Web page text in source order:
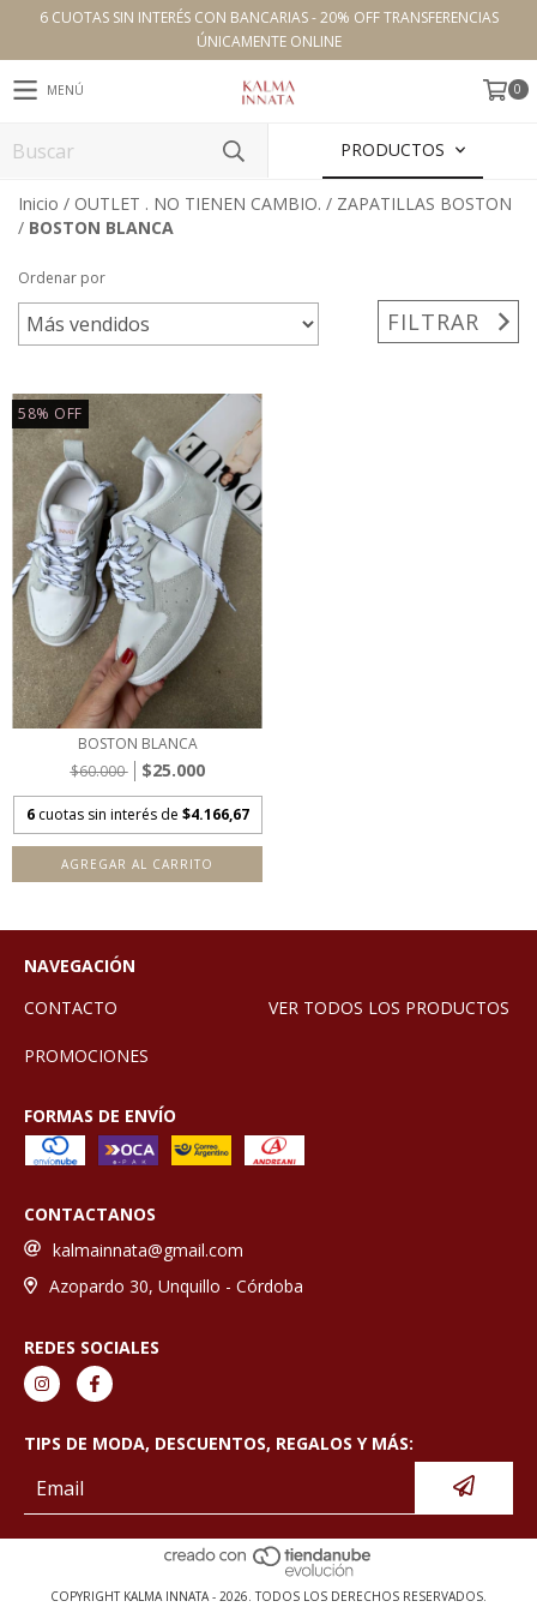
6 CUOTAS SIN INTERÉS CON BANCARIAS - 20% OFF TRANSFERENCIAS
ÚNICAMENTE ONLINE
MENÚ 0
PRODUCTOS
Inicio / OUTLET . NO TIENEN CAMBIO. / ZAPATILLAS BOSTON
/ BOSTON BLANCA
Ordenar por
FILTRAR
58% OFF
BOSTON BLANCA
$60.000
$25.000
6 cuotas sin interés de $4.166,67
AGREGAR AL CARRITO
NAVEGACIÓN
CONTACTO
VER TODOS LOS PRODUCTOS
PROMOCIONES
FORMAS DE ENVÍO
CONTACTANOS
kalmainnata@gmail.com
Azopardo 30, Unquillo - Córdoba
REDES SOCIALES
TIPS DE MODA, DESCUENTOS, REGALOS Y MÁS:
COPYRIGHT KALMA INNATA - 2026. TODOS LOS DERECHOS RESERVADOS.